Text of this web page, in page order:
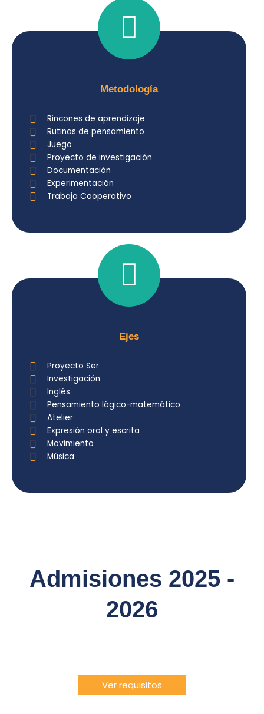
Metodología
Rincones de aprendizaje
Rutinas de pensamiento
Juego
Proyecto de investigación
Documentación
Experimentación
Trabajo Cooperativo
Ejes
Proyecto Ser
Investigación
Inglés
Pensamiento lógico-matemático
Atelier
Expresión oral y escrita
Movimiento
Música
Admisiones 2025 -
2026
Ver requisitos